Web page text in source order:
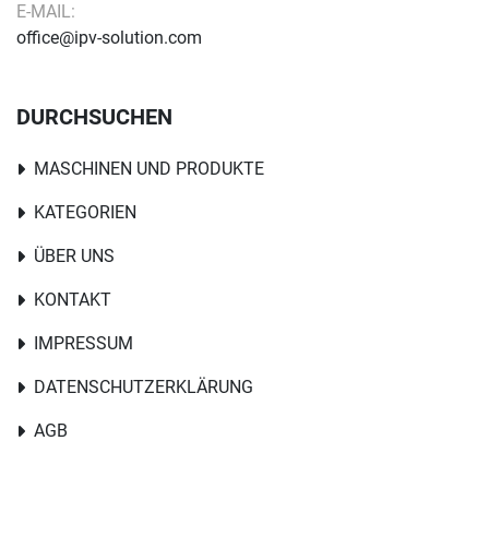
E-MAIL:
office@ipv-solution.com
DURCHSUCHEN
MASCHINEN UND PRODUKTE
KATEGORIEN
ÜBER UNS
KONTAKT
IMPRESSUM
DATENSCHUTZERKLÄRUNG
AGB